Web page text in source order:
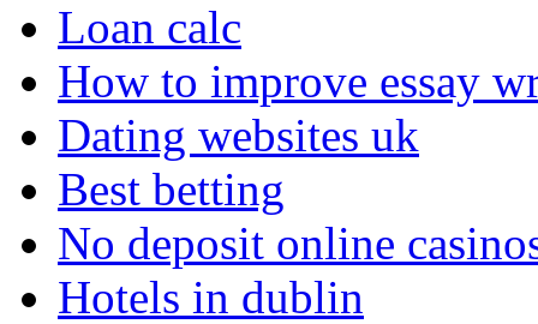
Loan calc
How to improve essay
Dating websites uk
Best betting
No deposit online
Hotels in dublin